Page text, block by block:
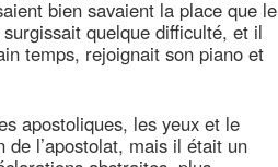
bien savaient la place que le
quelque difficulté, et il
temps, rejoignait son piano et
apostoliques, les yeux et le
de l’apostolat, mais il était un